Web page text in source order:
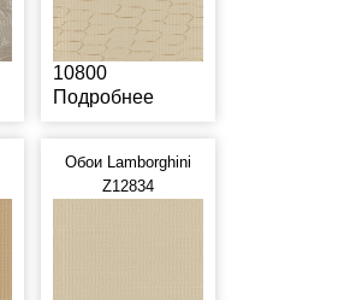
10800
Подробнее
Обои Lamborghini
Z12834